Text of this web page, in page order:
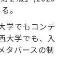
。
学でもコンテ
大学でも、入
タバースの制